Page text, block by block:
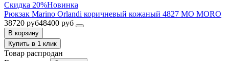
Скидка 20%Новинка
Рюкзак Marino Orlandi коричневый кожаный 4827 MO MORO
38720 руб48400 руб
В корзину
Купить в 1 клик
Товар распродан